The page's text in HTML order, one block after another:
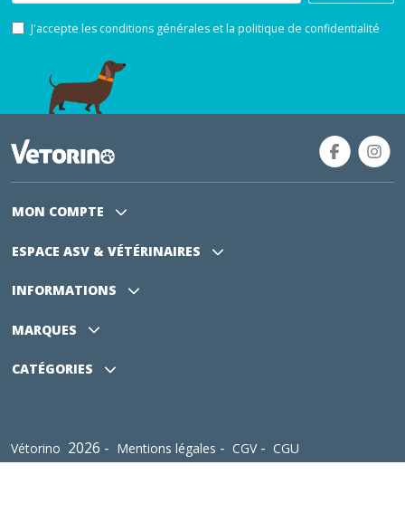
J'accepte les conditions générales et la politique de confidentialité
MON COMPTE
ESPACE ASV & VÉTÉRINAIRES
INFORMATIONS
MARQUES
CATÉGORIES
Vétorino 2026 - Mentions légales - CGV- CGU